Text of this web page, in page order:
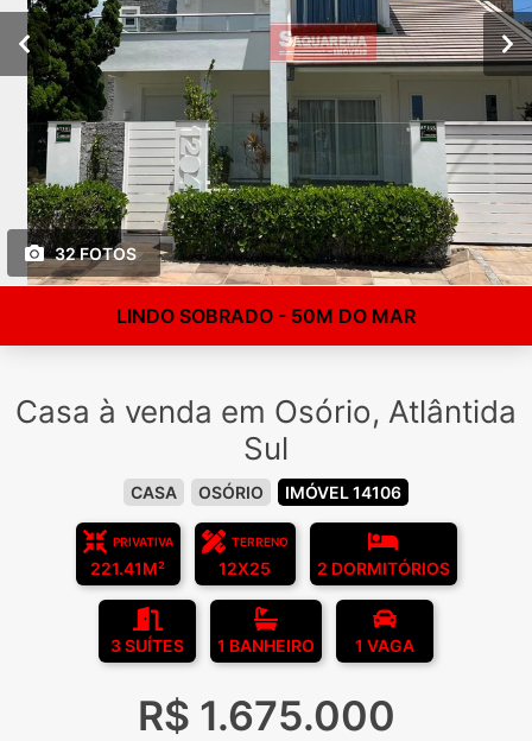
32 FOTOS
LINDO SOBRADO - 50M DO MAR
Casa à venda em Osório, Atlântida
Sul
CASA OSÓRIO IMÓVEL 14106
PRIVATIVA
221.41M²
TERRENO
12X25 2 DORMITÓRIOS
3 SUÍTES 1 BANHEIRO 1 VAGA
R$ 1.675.000